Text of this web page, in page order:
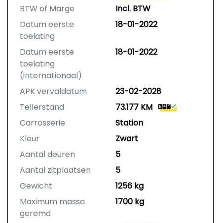
BTW of Marge
Incl. BTW
Datum eerste
toelating
18-01-2022
Datum eerste
toelating
(internationaal)
18-01-2022
APK vervaldatum
23-02-2028
Tellerstand
73.177 KM
Carrosserie
Station
Kleur
Zwart
Aantal deuren
5
Aantal zitplaatsen
5
Gewicht
1256 kg
Maximum massa
geremd
1700 kg